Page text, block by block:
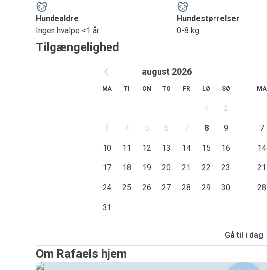
Hundealdre
Ingen hvalpe <1 år
Hundestørrelser
0-8 kg
Tilgængelighed
august 2026
MA TI ON TO FR LØ SØ
1 2
3 4 5 6 7 8 9
10 11 12 13 14 15 16
17 18 19 20 21 22 23
24 25 26 27 28 29 30
31
MA
7
14
21
28
Gå til i dag
Om Rafaels hjem